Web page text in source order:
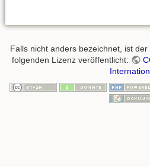
Falls nicht anders bezeichnet, ist
folgenden Lizenz veröffentlicht: